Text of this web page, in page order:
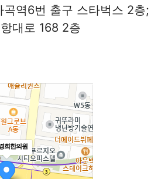
곡역6번 출구 스타벅스 2층;
대로 168 2층
희한의원